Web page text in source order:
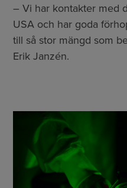
– Vi har kontakter med
USA och har goda
till så stor mängd som
Erik Janzén.